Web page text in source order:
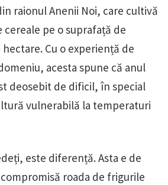
raionul Anenii Noi, care cultivă
cereale pe o suprafață de
Cu o experiență de
acesta spune că anul
deosebit de dificil, în special
vulnerabilă la temperaturi
este diferență. Asta e de
roada de frigurile